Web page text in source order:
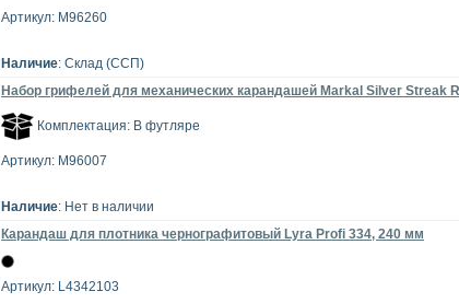
Артикул: M96260
Наличие: Склад (ССП)
Набор грифелей для механических карандашей Markal Silver Streak
Комплектация: В футляре
Артикул: M96007
Наличие: Нет в наличии
Карандаш для плотника чернографитовый Lyra Profi 334, 240 мм
Артикул: L4342103